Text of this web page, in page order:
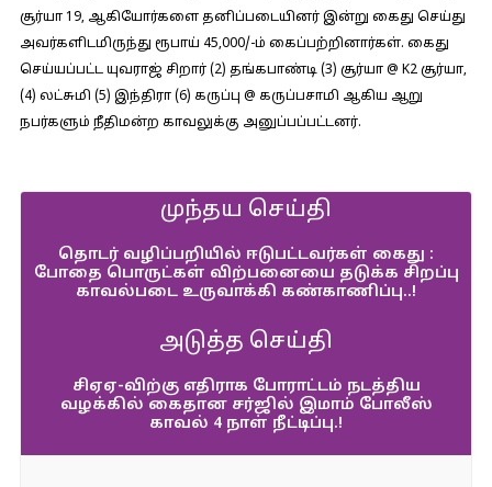
சூர்யா 19, ஆகியோர்களை தனிப்படையினர் இன்று கைது செய்து
அவர்களிடமிருந்து ரூபாய் 45,000/-ம் கைப்பற்றினார்கள். கைது
செய்யப்பட்ட யுவராஜ் சிறார் (2) தங்கபாண்டி (3) சூர்யா @ K2 சூர்யா,
(4) லட்சுமி (5) இந்திரா (6) கருப்பு @ கருப்பசாமி ஆகிய ஆறு
நபர்களும் நீதிமன்ற காவலுக்கு அனுப்பப்பட்டனர்.
முந்தய செய்தி
தொடர் வழிப்பறியில் ஈடுபட்டவர்கள் கைது :
போதை பொருட்கள் விற்பனையை தடுக்க சிறப்பு
காவல்படை உருவாக்கி கண்காணிப்பு..!
அடுத்த செய்தி
சிஏஏ-விற்கு எதிராக போராட்டம் நடத்திய
வழக்கில் கைதான சர்ஜில் இமாம் போலீஸ்
காவல் 4 நாள் நீட்டிப்பு.!